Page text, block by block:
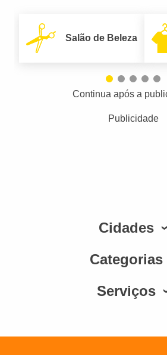
Salão de Beleza
Continua após a
Publicidade
Cidades
Categorias
Serviços